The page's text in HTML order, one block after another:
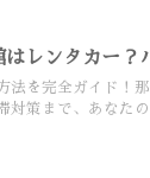
はレンタカー
法を完全ガイド！
対策まで、あなた